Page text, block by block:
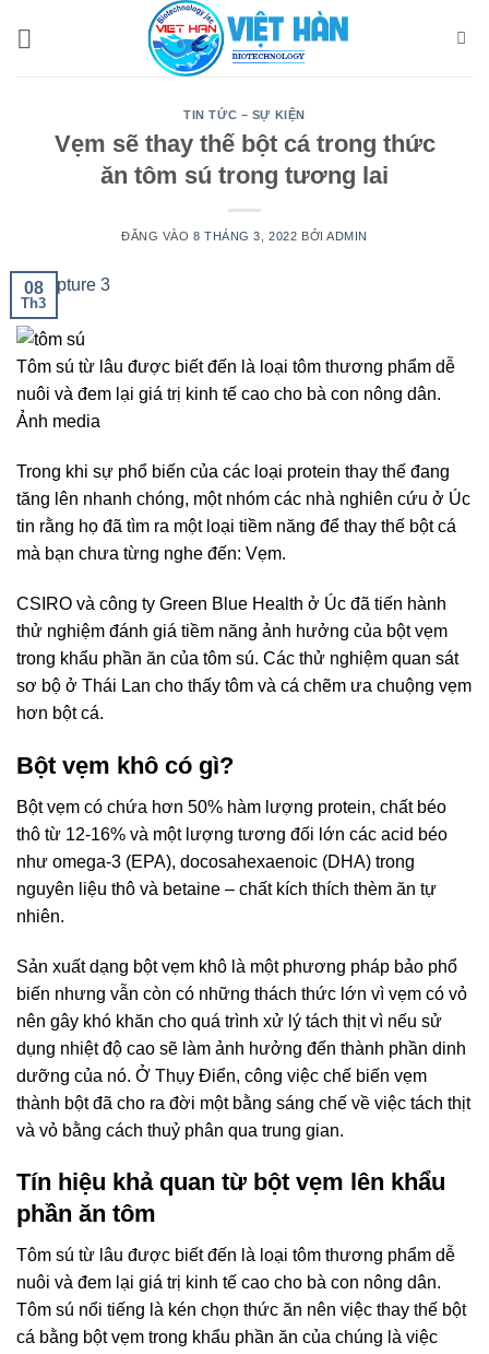
TIN TỨC – SỰ KIỆN
Vẹm sẽ thay thế bột cá trong thức
ăn tôm sú trong tương lai
ĐĂNG VÀO 8 THÁNG 3, 2022 BỞIADMIN
08
Th3
Tôm sú từ lâu được biết đến là loại tôm thương phẩm dễ
nuôi và đem lại giá trị kinh tế cao cho bà con nông dân.
Ảnh media
Trong khi sự phổ biến của các loại protein thay thế đang
tăng lên nhanh chóng, một nhóm các nhà nghiên cứu ở Úc
tin rằng họ đã tìm ra một loại tiềm năng để thay thế bột cá
mà bạn chưa từng nghe đến: Vẹm.
CSIRO và công ty Green Blue Health ở Úc đã tiến hành
thử nghiệm đánh giá tiềm năng ảnh hưởng của bột vẹm
trong khẩu phần ăn của tôm sú. Các thử nghiệm quan sát
sơ bộ ở Thái Lan cho thấy tôm và cá chẽm ưa chuộng vẹm
hơn bột cá.
Bột vẹm khô có gì?
Bột vẹm có chứa hơn 50% hàm lượng protein, chất béo
thô từ 12-16% và một lượng tương đối lớn các acid béo
như omega-3 (EPA), docosahexaenoic (DHA) trong
nguyên liệu thô và betaine – chất kích thích thèm ăn tự
nhiên.
Sản xuất dạng bột vẹm khô là một phương pháp bảo phổ
biến nhưng vẫn còn có những thách thức lớn vì vẹm có vỏ
nên gây khó khăn cho quá trình xử lý tách thịt vì nếu sử
dụng nhiệt độ cao sẽ làm ảnh hưởng đến thành phần dinh
dưỡng của nó. Ở Thụy Điển, công việc chế biến vẹm
thành bột đã cho ra đời một bằng sáng chế về việc tách thịt
và vỏ bằng cách thuỷ phân qua trung gian.
Tín hiệu khả quan từ bột vẹm lên khẩu
phần ăn tôm
Tôm sú từ lâu được biết đến là loại tôm thương phẩm dễ
nuôi và đem lại giá trị kinh tế cao cho bà con nông dân.
Tôm sú nổi tiếng là kén chọn thức ăn nên việc thay thế bột
cá bằng bột vẹm trong khẩu phần ăn của chúng là việc